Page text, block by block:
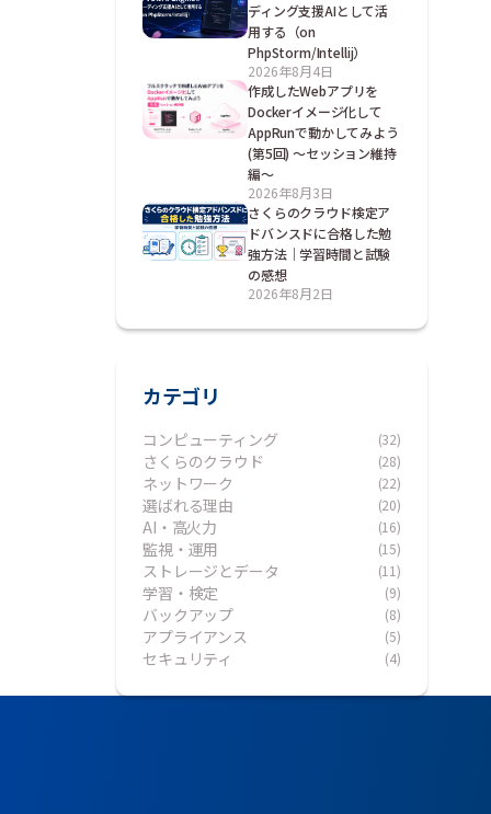
ディング支援AIとして活
用する（on
PhpStorm/Intellij）
2026年8月4日
作成したWebアプリを
Dockerイメージ化して
AppRunで動かしてみよう
(第5回) ～セッション維持
編～
2026年8月3日
さくらのクラウド検定ア
ドバンスドに合格した勉
強方法｜学習時間と試験
の感想
2026年8月2日
カテゴリ
コンピューティング (32)
さくらのクラウド (28)
ネットワーク (22)
選ばれる理由 (20)
AI・高火力 (16)
監視・運用 (15)
ストレージとデータ (11)
学習・検定 (9)
バックアップ (8)
アプライアンス (5)
セキュリティ (4)